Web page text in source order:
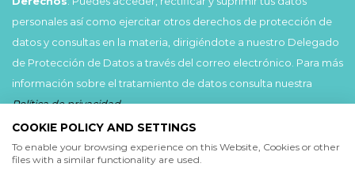
personales así como ejercitar otros derechos de protección de
datos y consultas en la materia, dirigiéndote a nuestro Delegado
de Protección de Datos a través del correo electrónico. Para más
información sobre el tratamiento de datos consulta nuestra
Política de privacidad.
He leído y acepto lasCondiciones de uso
COOKIE POLICY AND SETTINGS
To enable your browsing experience on this Website, Cookies or other
files with a similar functionality are used.